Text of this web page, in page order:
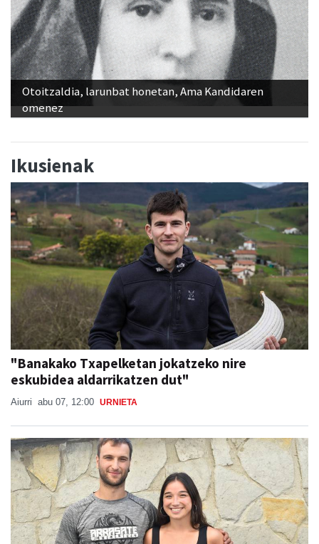
Otoitzaldia, larunbat honetan, Ama Kandidaren
omenez
Ikusienak
"Banakako Txapelketan jokatzeko nire
eskubidea aldarrikatzen dut"
Aiurri abu 07, 12:00 URNIETA